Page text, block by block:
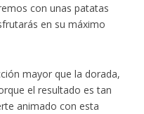
con unas patatas
en su máximo
mayor que la dorada,
el resultado es tan
animado con esta